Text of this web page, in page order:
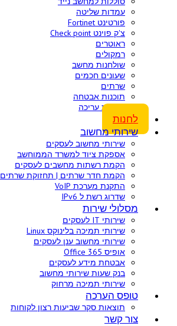
עמדות שליטה
פורטינט Fortinet
צ'ק פוינט Check point
ראוטרים
רמקולים
שולחנות מחשב
שעונים חכמים
שרתים
תוכנות אבטחה
תוכנות עריכה
לחנות
שירותי מחשוב
שירותי מחשוב לעסקים
אספקת ציוד למשרד הממוחשב
הקמת רשתות מחשבים לעסקים
הקמת חדר שרתים | תחזוקת שרתים
התקנת מערכת VoIP
שדרוג רשת ל IPv6
מסלולי שירות
שירותי IT לעסקים
שירותי תמיכה בלינוקס Linux
שירותי מחשוב ענן לעסקים
אופיס 365 Office
אבטחת מידע לעסקים
בנק שעות שירותי מחשוב
שירותי תמיכה מרחוק
טופס הערכה
תוצאות סקר שביעות רצון לקוחות
צור קשר